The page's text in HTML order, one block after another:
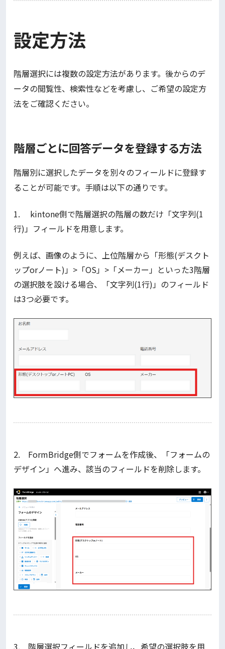
設定方法
階層選択には複数の設定方法があります。後からのデ
ータの閲覧性、検索性などを考慮し、ご希望の設定方
法をご確認ください。
階層ごとに回答データを登録する方法
階層別に選択したデータを別々のフィールドに登録す
ることが可能です。手順は以下の通りです。
1. kintone側で階層選択の階層の数だけ「文字列(1
行)」フィールドを用意します。
例えば、画像のように、上位階層から「形態(デスクト
ップorノート)」>「OS」>「メーカー」といった3階層
の選択肢を設ける場合、「文字列(1行)」のフィールド
は3つ必要です。
2. FormBridge側でフォームを作成後、「フォームの
デザイン」へ進み、該当のフィールドを削除します。
3. 階層選択フィールドを追加し、希望の選択肢を用